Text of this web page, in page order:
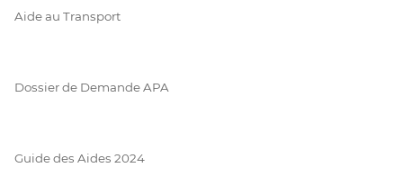
Aide au Transport
Dossier de Demande APA
Guide des Aides 2024